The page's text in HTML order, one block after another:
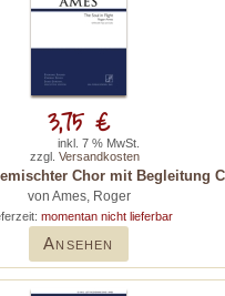
Chor mit Begleitung
von Ames, Roger
momentan nicht lieferbar
Ansehen
3,75 €
inkl. 7 % MwSt.
zzgl. Versandkosten